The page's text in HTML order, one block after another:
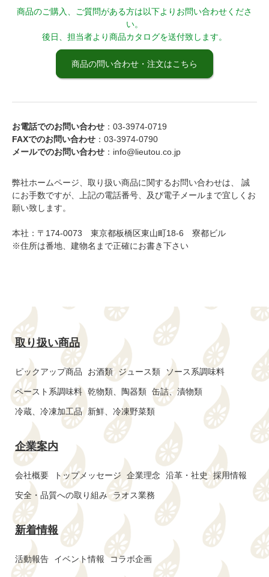
商品のご購入、ご質問がある方は以下よりお問い合わせくださ
い。
後日、担当者より商品カタログを送付致します。
商品の問い合わせ・注文はこちら
お電話でのお問い合わせ ：03-3974-0719
FAXでのお問い合わせ ：03-3974-0790
メールでのお問い合わせ ：info@lieutou.co.jp
弊社ホームページ、取り扱い商品に関するお問い合わせは、 誠
にお手数ですが、上記の電話番号、及び電子メールまで宜しくお
願い致します。
本社：〒174-0073 東京都板橋区東山町18-6 寮都ビル
※住所は番地、建物名まで正確にお書き下さい
取り扱い商品
ピックアップ商品 お酒類 ジュース類 ソース系調味料
ペースト系調味料 乾物類、陶器類 缶詰、漬物類
冷蔵、冷凍加工品 新鮮、冷凍野菜類
企業案内
会社概要 トップメッセージ 企業理念 沿革・社史 採用情報
安全・品質への取り組み ラオス業務
新着情報
活動報告 イベント情報 コラボ企画